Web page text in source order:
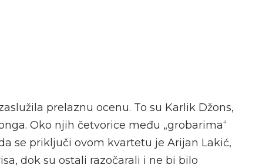
prelaznu ocenu. To su Karlik Džons,
Oko njih četvorice među „grobarima“
se priključi ovom kvartetu je Arijan Lakić,
dok su ostali razočarali i ne bi bilo